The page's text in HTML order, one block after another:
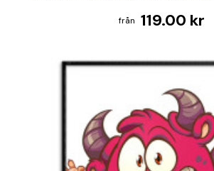
119.00 kr